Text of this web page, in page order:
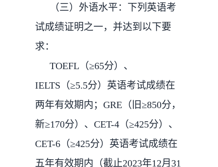
（三）外语水平：下列英语考
试成绩证明之一，并达到以下要
求：
TOEFL（≥65分）、
IELTS（≥5.5分）英语考试成绩在
两年有效期内；GRE（旧≥850分，
新≥170分）、CET-4（≥425分）、
CET-6（≥425分）英语考试成绩在
五年有效期内（截止2023年12月31